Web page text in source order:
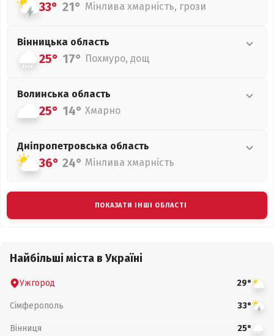
33° 21° Мінлива хмарність, грози
Вінницька область
25° 17° Похмуро, дощ
Волинська область
25° 14° Хмарно
Дніпропетровська область
36° 24° Мінлива хмарність
ПОКАЗАТИ ІНШІ ОБЛАСТІ
Найбільші міста в Україні
Ужгород 29°
Сімферополь 33°
Вінниця 25°